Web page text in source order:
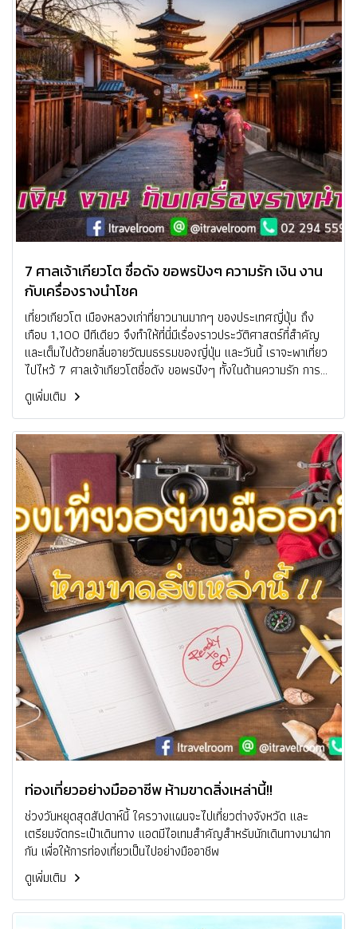
7 ศาลเจ้าเกียวโต ชื่อดัง ขอพรปังๆ ความรัก เงิน งาน
กับเครื่องรางนำโชค
เที่ยวเกียวโต เมืองหลวงเก่าที่ยาวนานมากๆ ของประเทศญี่ปุ่น ถึง
เกือบ 1,100 ปีทีเดียว จึงทำให้ที่นี่มีเรื่องราวประวัติศาสตร์ที่สำคัญ
และเต็มไปด้วยกลิ่นอายวัฒนธรรมของญี่ปุ่น และวันนี้ เราจะพาเที่ยว
ไปไหว้ 7 ศาลเจ้าเกียวโตชื่อดัง ขอพรปังๆ ทั้งในด้านความรัก การ
เงิน การงาน สุขภาพ พร้อมเครื่องรางนำโชค ตามกันเข้ามาได้เลย
ครับ
ดูเพิ่มเติม
ท่องเที่ยวอย่างมืออาชีพ ห้ามขาดสิ่งเหล่านี้!!
ช่วงวันหยุดสุดสัปดาห์นี้ ใครวางแผนจะไปเที่ยวต่างจังหวัด และ
เตรียมจัดกระเป๋าเดินทาง แอดมีไอเทมสำคัญสำหรับนักเดินทางมาฝาก
กัน เพื่อให้การท่องเที่ยวเป็นไปอย่างมืออาชีพ
ดูเพิ่มเติม